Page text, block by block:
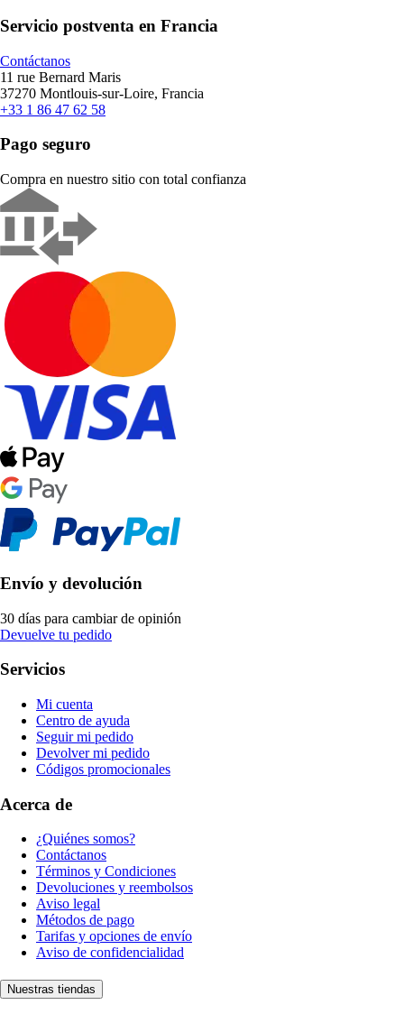
Servicio postventa en Francia
Contáctanos
11 rue Bernard Maris
37270 Montlouis-sur-Loire, Francia
+33 1 86 47 62 58
Pago seguro
Compra en nuestro sitio con total confianza
Envío y devolución
30 días para cambiar de opinión
Devuelve tu pedido
Servicios
Mi cuenta
Centro de ayuda
Seguir mi pedido
Devolver mi pedido
Códigos promocionales
Acerca de
¿Quiénes somos?
Contáctanos
Términos y Condiciones
Devoluciones y reembolsos
Aviso legal
Métodos de pago
Tarifas y opciones de envío
Aviso de confidencialidad
Nuestras tiendas